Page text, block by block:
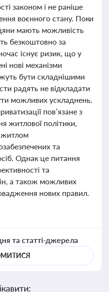
законом і не раніше
воєнного стану. Поки
мають можливість
безкоштовно за
існує ризик, що у
нові механізми
бути складнішими
радять не відкладати
можливих ускладнень.
пов’язане з
житлової політики,
житлом
та
Однак це питання
та
а також можливих
нових правил.
та статті-джерела